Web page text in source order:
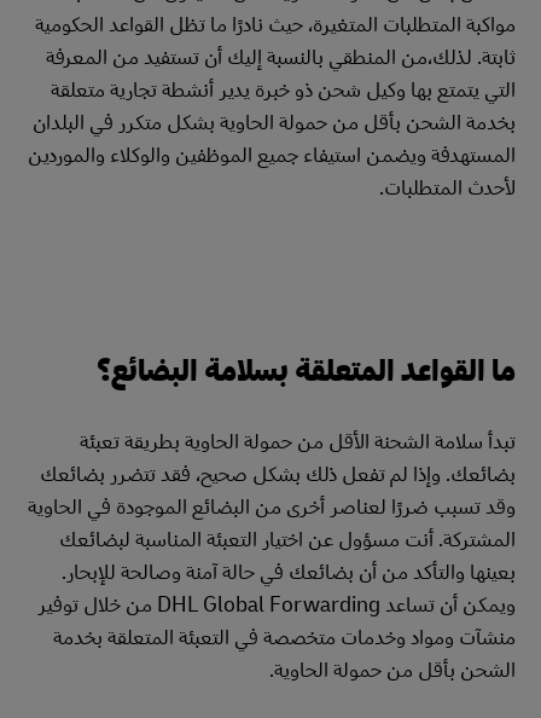
مواكبة المتطلبات المتغيرة، حيث نادرًا ما تظل القواعد الحكومية
ثابتة. لذلك،من المنطقي بالنسبة إليك أن تستفيد من المعرفة
التي يتمتع بها وكيل شحن ذو خبرة يدير أنشطة تجارية متعلقة
بخدمة الشحن بأقل من حمولة الحاوية بشكل متكرر في البلدان
المستهدفة ويضمن استيفاء جميع الموظفين والوكلاء والموردين
لأحدث المتطلبات.
ما القواعد المتعلقة بسلامة البضائع؟
تبدأ سلامة الشحنة الأقل من حمولة الحاوية بطريقة تعبئة
بضائعك. وإذا لم تفعل ذلك بشكل صحيح، فقد تتضرر بضائعك
وقد تسبب ضررًا لعناصر أخرى من البضائع الموجودة في الحاوية
المشتركة. أنت مسؤول عن اختيار التعبئة المناسبة لبضائعك
بعينها والتأكد من أن بضائعك في حالة آمنة وصالحة للإبحار.
ويمكن أن تساعد DHL Global Forwarding من خلال توفير
منشآت ومواد وخدمات متخصصة في التعبئة المتعلقة بخدمة
الشحن بأقل من حمولة الحاوية.